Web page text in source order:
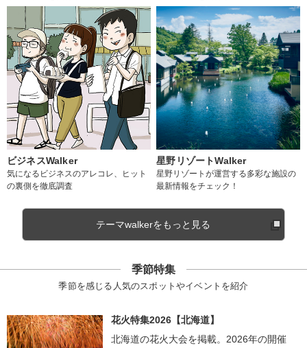
ビジネスWalker
気になるビジネスのアレコレ、ヒット
の裏側を徹底調査
星野リゾートWalker
星野リゾートが運営する多彩な施設の
最新情報をチェック！
テーマwalkerをもっと見る
季節特集
季節を感じる人気のスポットやイベントを紹介
花火特集2026【北海道】
北海道の花火大会を掲載。2026年の開催